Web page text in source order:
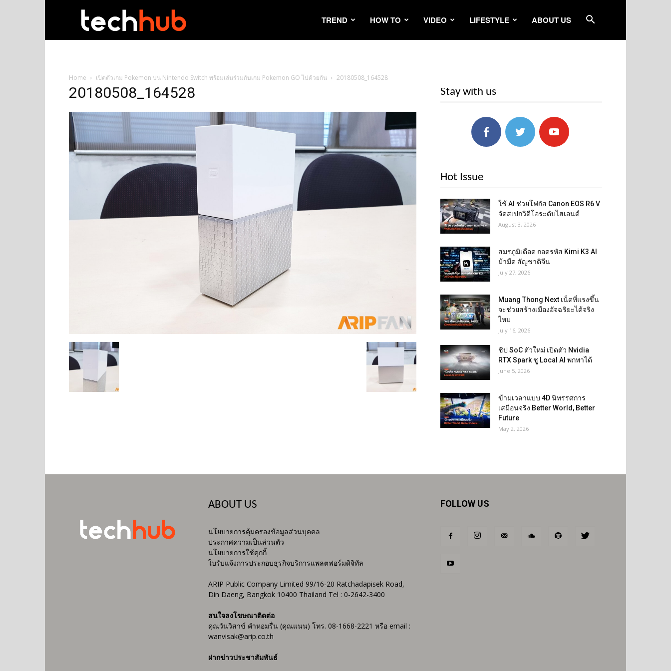
TREND HOW TO VIDEO LIFESTYLE ABOUT US
Home เปิดตัวเกม Pokemon บน Nintendo Switch พร้อมเล่นร่วมกับเกม Pokemon GO ไปด้วยกัน 20180508_164528
20180508_164528 Stay with us
Hot Issue
ใช้ AI ช่วยโฟกัส Canon EOS R6 V
จัดสเปกวิดีโอระดับไฮเอนด์
August 3, 2026
สมรภูมิเดือด ถอดรหัส Kimi K3 AI
ม้ามืด สัญชาติจีน
July 27, 2026
Muang Thong Next เน็ตที่แรงขึ้น
จะช่วยสร้างเมืองอัจฉริยะได้จริง
ไหม
July 16, 2026
ชิป SoC ตัวใหม่ เปิดตัว Nvidia
RTX Spark ชู Local AI พกพาได้
June 5, 2026
ข้ามเวลาแบบ 4D นิทรรศการ
เสมือนจริง Better World, Better
Future
May 2, 2026
ABOUT US
นโยบายการคุ้มครองข้อมูลส่วนบุคคล
ประกาศความเป็นส่วนตัว
นโยบายการใช้คุกกี้
ใบรับแจ้งการประกอบธุรกิจบริการแพลตฟอร์มดิจิทัล
ARIP Public Company Limited 99/16-20 Ratchadapisek Road,
Din Daeng, Bangkok 10400 Thailand Tel : 0-2642-3400
สนใจลงโฆษณาติดต่อ
คุณวันวิสาข์ คำหอมรื่น (คุณแนน) โทร. 08-1668-2221 หรือ email :
wanvisak@arip.co.th
ฝากข่าวประชาสัมพันธ์
FOLLOW US